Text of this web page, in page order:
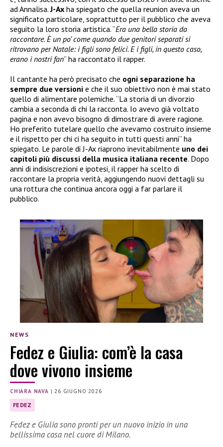
ad Annalisa.J-Ax ha spiegato che quella reunion aveva un
significato particolare, soprattutto per il pubblico che aveva
seguito la loro storia artistica. “Era una bella storia da
raccontare. È un po’ come quando due genitori separati si
ritrovano per Natale: i figli sono felici. E i figli, in questo caso,
erano i nostri fan” ha raccontato il rapper.
Il cantante ha però precisato che ogni separazione ha
sempre due versioni e che il suo obiettivo non è mai stato
quello di alimentare polemiche. “La storia di un divorzio
cambia a seconda di chi la racconta. Io avevo già voltato
pagina e non avevo bisogno di dimostrare di avere ragione.
Ho preferito tutelare quello che avevamo costruito insieme
e il rispetto per chi ci ha seguito in tutti questi anni” ha
spiegato. Le parole di J-Ax riaprono inevitabilmente uno dei
capitoli più discussi della musica italiana recente. Dopo
anni di indisiscrezioni e ipotesi, il rapper ha scelto di
raccontare la propria verità, aggiungendo nuovi dettagli su
una rottura che continua ancora oggi a far parlare il
pubblico.
NEWS
Fedez e Giulia: com’è la casa
dove vivono insieme
CHIARA NAVA | 26 GIUGNO 2026
FEDEZ
Fedez e Giulia sono pronti per un nuovo inizio in una
bellissima casa nel cuore di Milano.